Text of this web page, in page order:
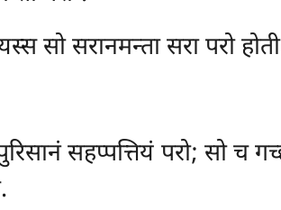
सो सरानमन्ता सरा परो
पुरिसानं सहप्पत्तियं परो;